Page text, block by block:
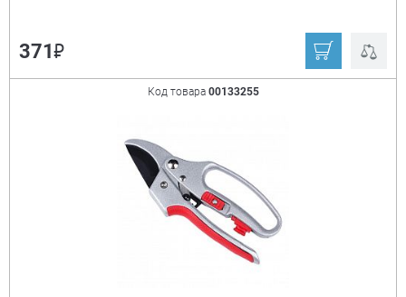
371₽
Код товара 00133255